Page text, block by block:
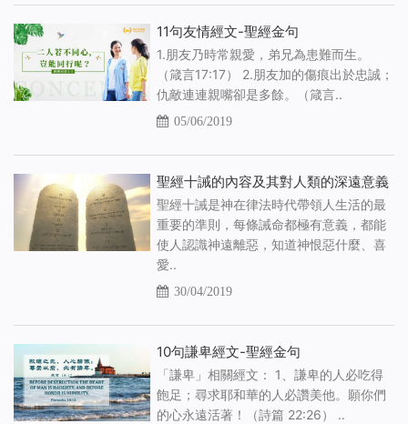
11句友情經文-聖經金句
1.朋友乃時常親愛，弟兄為患難而生。
（箴言17:17） 2.朋友加的傷痕出於忠誠；
仇敵連連親嘴卻是多餘。（箴言..
05/06/2019
聖經十誡的內容及其對人類的深遠意義
聖經十誡是神在律法時代帶領人生活的最
重要的準則，每條誡命都極有意義，都能
使人認識神遠離惡，知道神恨惡什麼、喜
愛..
30/04/2019
10句謙卑經文-聖經金句
「謙卑」相關經文： 1、謙卑的人必吃得
飽足；尋求耶和華的人必讚美他。願你們
的心永遠活著！（詩篇 22:26） ..